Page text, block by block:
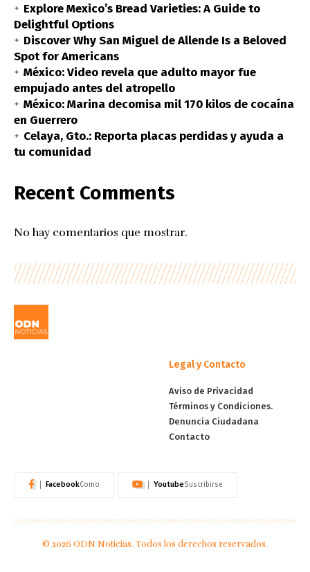
Explore Mexico’s Bread Varieties: A Guide to
Delightful Options
Discover Why San Miguel de Allende Is a Beloved
Spot for Americans
México: Video revela que adulto mayor fue
empujado antes del atropello
México: Marina decomisa mil 170 kilos de cocaína
en Guerrero
Celaya, Gto.: Reporta placas perdidas y ayuda a
tu comunidad
Recent Comments
No hay comentarios que mostrar.
Legal y Contacto
Aviso de Privacidad
Términos y Condiciones.
Denuncia Ciudadana
Contacto
FacebookComo YoutubeSuscribirse
© 2026 ODN Noticias. Todos los derechos reservados.